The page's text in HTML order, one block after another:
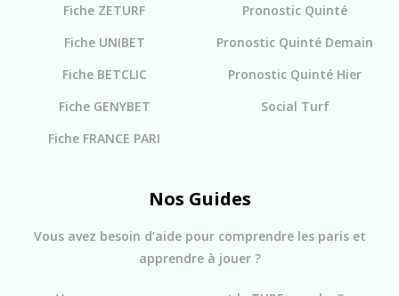
Fiche ZETURF
Fiche UNIBET
Fiche BETCLIC
Fiche GENYBET
Fiche FRANCE PARI
Pronostic Quinté
Pronostic Quinté Demain
Pronostic Quinté Hier
Social Turf
Nos Guides
Vous avez besoin d’aide pour comprendre les paris et
apprendre à jouer ?